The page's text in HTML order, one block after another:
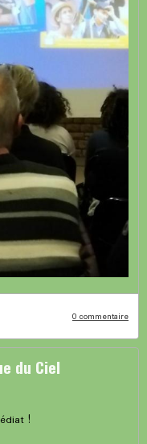
0 commentaire
du Ciel
!